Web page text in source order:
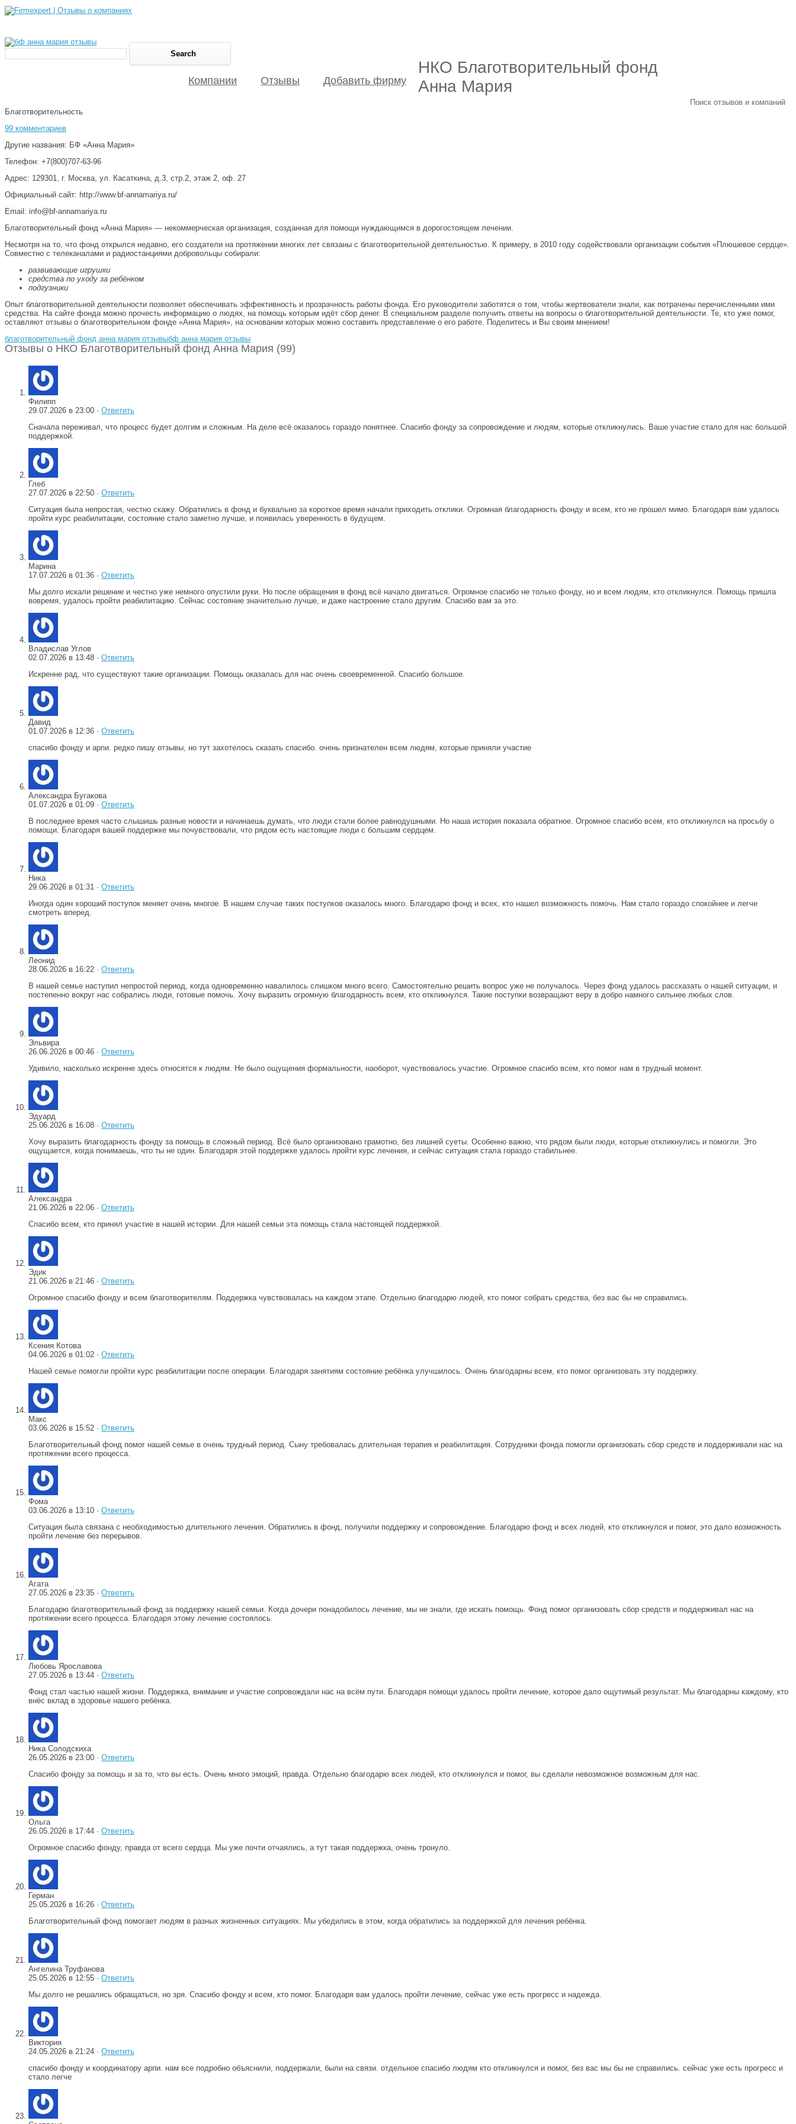
Поиск отзывов и компаний
Компании Отзывы Добавить фирму
НКО Благотворительный фонд
Анна Мария
Благотворительность
99 комментариев
Другие названия: БФ «Анна Мария»
Телефон: +7(800)707-63-96
Адрес: 129301, г. Москва, ул. Касаткина, д.3, стр.2, этаж 2, оф. 27
Официальный сайт: http://www.bf-annamariya.ru/
Email: info@bf-annamariya.ru
Благотворительный фонд «Анна Мария» — некоммерческая организация, созданная для помощи нуждающимся в дорогостоящем лечении.
Несмотря на то, что фонд открылся недавно, его создатели на протяжении многих лет связаны с благотворительной деятельностью. К примеру, в 2010 году содействовали организации события «Плюшевое сердце».
Совместно с телеканалами и радиостанциями добровольцы собирали:
развивающие игрушки
средства по уходу за ребёнком
подгузники
Опыт благотворительной деятельности позволяет обеспечивать эффективность и прозрачность работы фонда. Его руководители заботятся о том, чтобы жертвователи знали, как потрачены перечисленными ими
средства. На сайте фонда можно прочесть информацию о людях, на помощь которым идёт сбор денег. В специальном разделе получить ответы на вопросы о благотворительной деятельности. Те, кто уже помог,
оставляют отзывы о благотворительном фонде «Анна Мария», на основании которых можно составить представление о его работе. Поделитесь и Вы своим мнением!
благотворительный фонд анна мария отзывыбф анна мария отзывы
Отзывы о НКО Благотворительный фонд Анна Мария (99)
Филипп
29.07.2026 в 23:00 · Ответить
Сначала переживал, что процесс будет долгим и сложным. На деле всё оказалось гораздо понятнее. Спасибо фонду за сопровождение и людям, которые откликнулись. Ваше участие стало для нас большой
поддержкой.
Глеб
27.07.2026 в 22:50 · Ответить
Ситуация была непростая, честно скажу. Обратились в фонд и буквально за короткое время начали приходить отклики. Огромная благодарность фонду и всем, кто не прошел мимо. Благодаря вам удалось
пройти курс реабилитации, состояние стало заметно лучше, и появилась уверенность в будущем.
Марина
17.07.2026 в 01:36 · Ответить
Мы долго искали решение и честно уже немного опустили руки. Но после обращения в фонд всё начало двигаться. Огромное спасибо не только фонду, но и всем людям, кто откликнулся. Помощь пришла
вовремя, удалось пройти реабилитацию. Сейчас состояние значительно лучше, и даже настроение стало другим. Спасибо вам за это.
Владислав Углов
02.07.2026 в 13:48 · Ответить
Искренне рад, что существуют такие организации. Помощь оказалась для нас очень своевременной. Спасибо большое.
Давид
01.07.2026 в 12:36 · Ответить
спасибо фонду и арпи. редко пишу отзывы, но тут захотелось сказать спасибо. очень признателен всем людям, которые приняли участие
Александра Бугакова
01.07.2026 в 01:09 · Ответить
В последнее время часто слышишь разные новости и начинаешь думать, что люди стали более равнодушными. Но наша история показала обратное. Огромное спасибо всем, кто откликнулся на просьбу о
помощи. Благодаря вашей поддержке мы почувствовали, что рядом есть настоящие люди с большим сердцем.
Ника
29.06.2026 в 01:31 · Ответить
Иногда один хороший поступок меняет очень многое. В нашем случае таких поступков оказалось много. Благодарю фонд и всех, кто нашел возможность помочь. Нам стало гораздо спокойнее и легче
смотреть вперед.
Леонид
28.06.2026 в 16:22 · Ответить
В нашей семье наступил непростой период, когда одновременно навалилось слишком много всего. Самостоятельно решить вопрос уже не получалось. Через фонд удалось рассказать о нашей ситуации, и
постепенно вокруг нас собрались люди, готовые помочь. Хочу выразить огромную благодарность всем, кто откликнулся. Такие поступки возвращают веру в добро намного сильнее любых слов.
Эльвира
26.06.2026 в 00:46 · Ответить
Удивило, насколько искренне здесь относятся к людям. Не было ощущения формальности, наоборот, чувствовалось участие. Огромное спасибо всем, кто помог нам в трудный момент.
Эдуард
25.06.2026 в 16:08 · Ответить
Хочу выразить благодарность фонду за помощь в сложный период. Всё было организовано грамотно, без лишней суеты. Особенно важно, что рядом были люди, которые откликнулись и помогли. Это
ощущается, когда понимаешь, что ты не один. Благодаря этой поддержке удалось пройти курс лечения, и сейчас ситуация стала гораздо стабильнее.
Александра
21.06.2026 в 22:06 · Ответить
Спасибо всем, кто принял участие в нашей истории. Для нашей семьи эта помощь стала настоящей поддержкой.
Эдик
21.06.2026 в 21:46 · Ответить
Огромное спасибо фонду и всем благотворителям. Поддержка чувствовалась на каждом этапе. Отдельно благодарю людей, кто помог собрать средства, без вас бы не справились.
Ксения Котова
04.06.2026 в 01:02 · Ответить
Нашей семье помогли пройти курс реабилитации после операции. Благодаря занятиям состояние ребёнка улучшилось. Очень благодарны всем, кто помог организовать эту поддержку.
Макс
03.06.2026 в 15:52 · Ответить
Благотворительный фонд помог нашей семье в очень трудный период. Сыну требовалась длительная терапия и реабилитация. Сотрудники фонда помогли организовать сбор средств и поддерживали нас на
протяжении всего процесса.
Фома
03.06.2026 в 13:10 · Ответить
Ситуация была связана с необходимостью длительного лечения. Обратились в фонд, получили поддержку и сопровождение. Благодарю фонд и всех людей, кто откликнулся и помог, это дало возможность
пройти лечение без перерывов.
Агата
27.05.2026 в 23:35 · Ответить
Благодарю благотворительный фонд за поддержку нашей семьи. Когда дочери понадобилось лечение, мы не знали, где искать помощь. Фонд помог организовать сбор средств и поддерживал нас на
протяжении всего процесса. Благодаря этому лечение состоялось.
Любовь Ярославова
27.05.2026 в 13:44 · Ответить
Фонд стал частью нашей жизни. Поддержка, внимание и участие сопровождали нас на всём пути. Благодаря помощи удалось пройти лечение, которое дало ощутимый результат. Мы благодарны каждому, кто
внёс вклад в здоровье нашего ребёнка.
Ника Солодскиха
26.05.2026 в 23:00 · Ответить
Спасибо фонду за помощь и за то, что вы есть. Очень много эмоций, правда. Отдельно благодарю всех людей, кто откликнулся и помог, вы сделали невозможное возможным для нас.
Ольга
26.05.2026 в 17:44 · Ответить
Огромное спасибо фонду, правда от всего сердца. Мы уже почти отчаялись, а тут такая поддержка, очень тронуло.
Герман
25.05.2026 в 16:26 · Ответить
Благотворительный фонд помогает людям в разных жизненных ситуациях. Мы убедились в этом, когда обратились за поддержкой для лечения ребёнка.
Ангелина Труфанова
25.05.2026 в 12:55 · Ответить
Мы долго не решались обращаться, но зря. Спасибо фонду и всем, кто помог. Благодаря вам удалось пройти лечение, сейчас уже есть прогресс и надежда.
Виктория
24.05.2026 в 21:24 · Ответить
спасибо фонду и координатору арпи. нам все подробно объяснили, поддержали, были на связи. отдельное спасибо людям кто откликнулся и помог, без вас мы бы не справились. сейчас уже есть прогресс и
стало легче